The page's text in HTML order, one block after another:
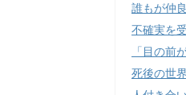
誰もが仲
不確実を
「目の前
死後の世